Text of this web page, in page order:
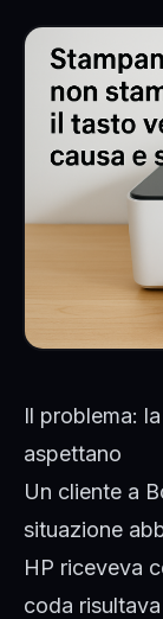
Il problema:
aspettano
Un cliente a
situazione
HP riceveva
coda